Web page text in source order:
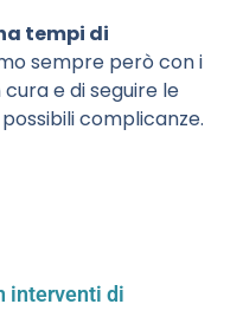
tempi di
sempre però con i
e di seguire le
complicanze.
interventi di